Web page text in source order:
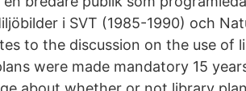
i SVT (1985-1990) och
to the discussion on the use of
were made mandatory 15